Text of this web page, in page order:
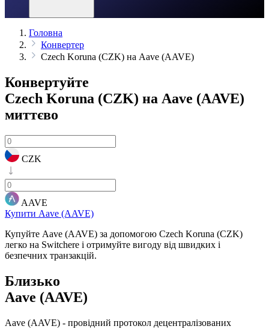
Головна
Конвертер
Czech Koruna (CZK) на Aave (AAVE)
Конвертуйте
Czech Koruna (CZK) на Aave (AAVE)
миттєво
CZK
AAVE
Купити Aave (AAVE)
Купуйте Aave (AAVE) за допомогою Czech Koruna (CZK)
легко на Switchere і отримуйте вигоду від швидких і
безпечних транзакцій.
Близько
Aave (AAVE)
Aave (AAVE) - провідний протокол децентралізованих